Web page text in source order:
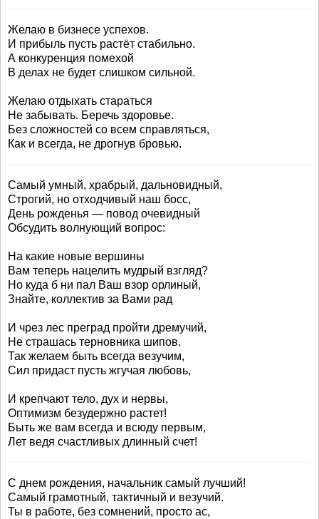
Желаю в бизнесе успехов.
И прибыль пусть растёт стабильно.
А конкуренция помехой
В делах не будет слишком сильной.
Желаю отдыхать стараться
Не забывать. Беречь здоровье.
Без сложностей со всем справляться,
Как и всегда, не дрогнув бровью.
Самый умный, храбрый, дальновидный,
Строгий, но отходчивый наш босс,
День рожденья — повод очевидный
Обсудить волнующий вопрос:
На какие новые вершины
Вам теперь нацелить мудрый взгляд?
Но куда б ни пал Ваш взор орлиный,
Знайте, коллектив за Вами рад
И чрез лес преград пройти дремучий,
Не страшась терновника шипов.
Так желаем быть всегда везучим,
Сил придаст пусть жгучая любовь,
И крепчают тело, дух и нервы,
Оптимизм безудержно растет!
Быть же вам всегда и всюду первым,
Лет ведя счастливых длинный счет!
С днем рождения, начальник самый лучший!
Самый грамотный, тактичный и везучий.
Ты в работе, без сомнений, просто ас,